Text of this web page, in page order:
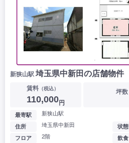
新狭山駅 埼玉県中新田の店舗物件
賃料 （税込）
110,000円
坪数
最寄駅 新狭山駅
住所 埼玉県中新田
フロア 2階
状態
飲食